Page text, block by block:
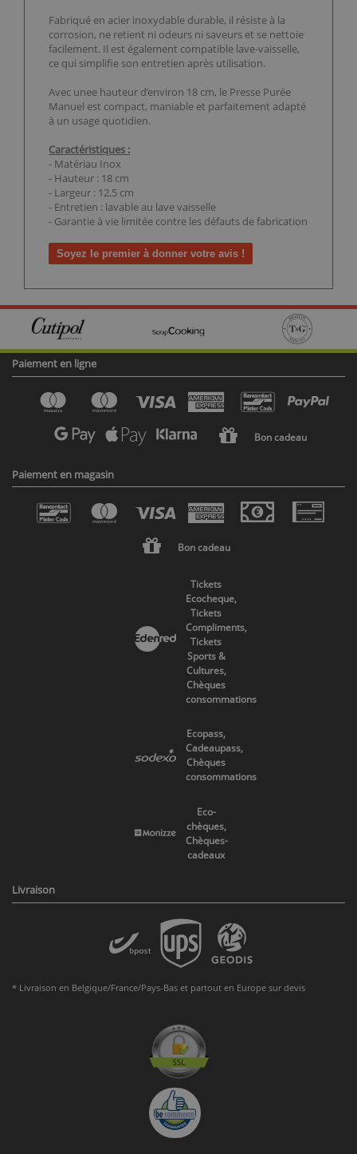
Fabriqué en acier inoxydable durable, il résiste à la
corrosion, ne retient ni odeurs ni saveurs et se nettoie
facilement. Il est également compatible lave-vaisselle,
ce qui simplifie son entretien après utilisation.
Avec unee hauteur d’environ 18 cm, le Presse Purée
Manuel est compact, maniable et parfaitement adapté
à un usage quotidien.
Caractéristiques :
- Matériau Inox
- Hauteur : 18 cm
- Largeur : 12,5 cm
- Entretien : lavable au lave vaisselle
- Garantie à vie limitée contre les défauts de fabrication
Soyez le premier à donner votre avis !
Paiement en ligne
Bon cadeau
Paiement en magasin
Bon cadeau
Tickets
Ecocheque,
Tickets
Compliments,
Tickets
Sports &
Cultures,
Chèques
consommations
Ecopass,
Cadeaupass,
Chèques
consommations
Eco-
chèques,
Chèques-
cadeaux
Livraison
* Livraison en Belgique/France/Pays-Bas et partout en Europe sur devis